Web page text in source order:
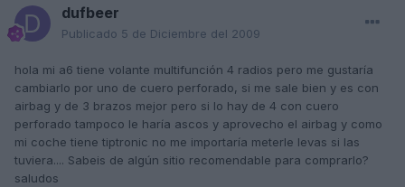
dufbeer
Publicado 5 de Diciembre del 2009
hola mi a6 tiene volante multifunción 4 radios pero me gustaría
cambiarlo por uno de cuero perforado, si me sale bien y es con
airbag y de 3 brazos mejor pero si lo hay de 4 con cuero
perforado tampoco le haría ascos y aprovecho el airbag y como
mi coche tiene tiptronic no me importaría meterle levas si las
tuviera.... Sabeis de algún sitio recomendable para comprarlo?
saludos